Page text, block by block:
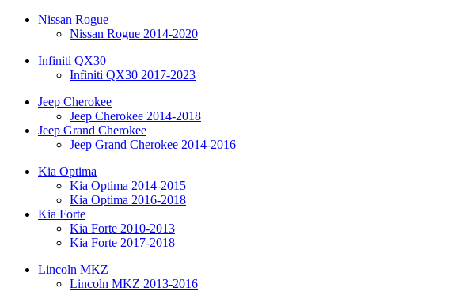
Nissan Rogue
Nissan Rogue 2014-2020
Infiniti QX30
Infiniti QX30 2017-2023
Jeep Cherokee
Jeep Cherokee 2014-2018
Jeep Grand Cherokee
Jeep Grand Cherokee 2014-2016
Kia Optima
Kia Optima 2014-2015
Kia Optima 2016-2018
Kia Forte
Kia Forte 2010-2013
Kia Forte 2017-2018
Lincoln MKZ
Lincoln MKZ 2013-2016